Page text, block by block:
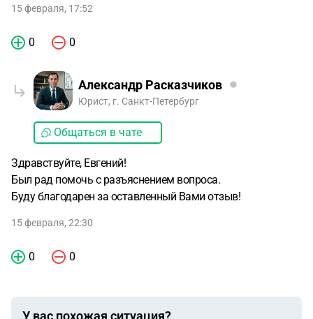
15 февраля, 17:52
0 0
Александр Расказчиков
Юрист, г. Санкт-Петербург
Общаться в чате
Здравствуйте, Евгений!
Был рад помочь с разъяснением вопроса.
Буду благодарен за оставленный Вами отзыв!
15 февраля, 22:30
0 0
У вас похожая ситуация?